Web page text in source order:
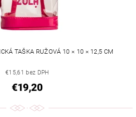
TAŠKA RUŽOVÁ 10 × 10 × 12,5 CM
€15,61 bez DPH
€19,20